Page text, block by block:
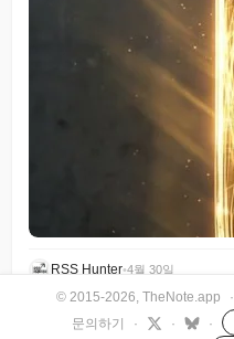
RSS Hunter•4월 30일
© 2015-2026, TheNote.app ·
문의하기
· · ·